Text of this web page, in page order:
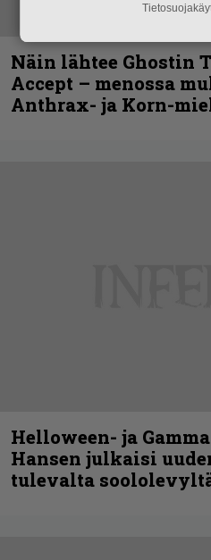
Näin lähtee Ghostin
Accept – menossa
Anthrax- ja Korn-
Helloween- ja
Hansen julkaisi
tulevalta